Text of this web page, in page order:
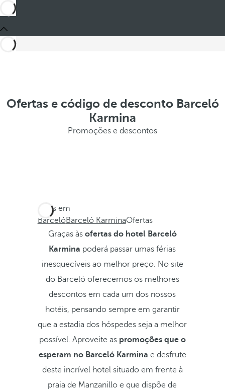
Ofertas e código de desconto Barceló
Karmina
Promoções e descontos
Estes em
BarcelóBarceló KarminaOfertas
Graças às ofertas do hotel Barceló
Karmina poderá passar umas férias
inesquecíveis ao melhor preço. No site
do Barceló oferecemos os melhores
descontos em cada um dos nossos
hotéis, pensando sempre em garantir
que a estadia dos hóspedes seja a melhor
possível. Aproveite as promoções que o
esperam no Barceló Karmina e desfrute
deste incrível hotel situado em frente à
praia de Manzanillo e que dispõe de